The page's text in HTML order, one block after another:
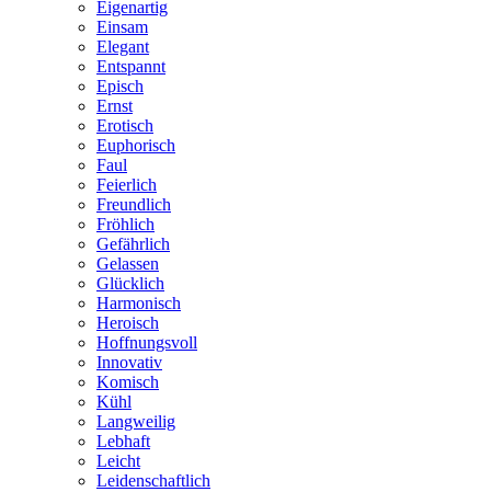
Eigenartig
Einsam
Elegant
Entspannt
Episch
Ernst
Erotisch
Euphorisch
Faul
Feierlich
Freundlich
Fröhlich
Gefährlich
Gelassen
Glücklich
Harmonisch
Heroisch
Hoffnungsvoll
Innovativ
Komisch
Kühl
Langweilig
Lebhaft
Leicht
Leidenschaftlich